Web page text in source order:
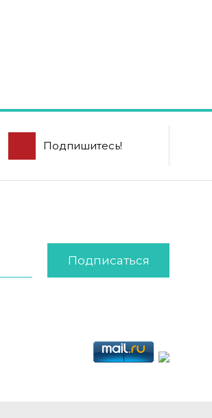
Подпишитесь!
Подписаться